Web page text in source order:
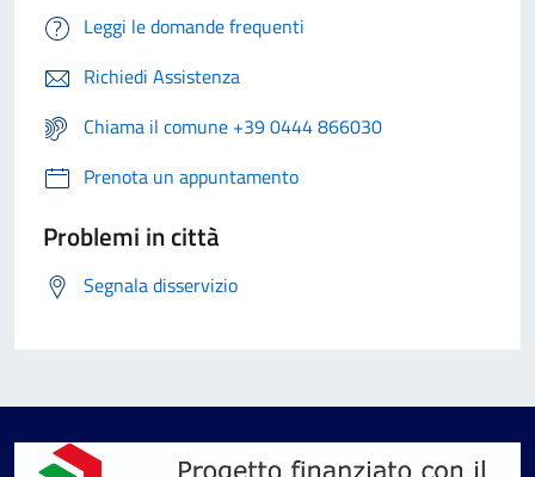
Leggi le domande frequenti
Richiedi Assistenza
Chiama il comune +39 0444 866030
Prenota un appuntamento
Problemi in città
Segnala disservizio